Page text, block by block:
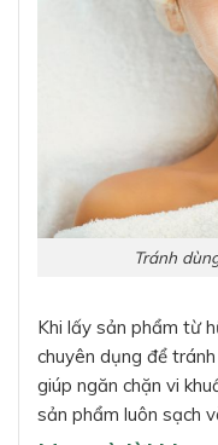
Tránh
Khi lấy sản phẩm từ
chuyên dụng để
giúp ngăn chặn vi
sản phẩm luôn sạch